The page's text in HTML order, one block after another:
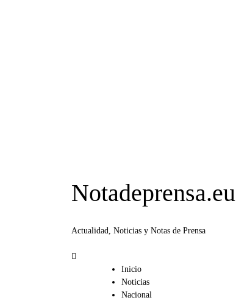
Notadeprensa.eu
Actualidad, Noticias y Notas de Prensa
Inicio
Noticias
Nacional